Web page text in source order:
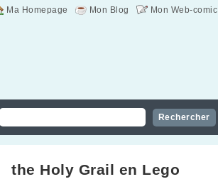
Mon Web-comic
Mon Blog
Ma Homepage
the Holy Grail en Lego